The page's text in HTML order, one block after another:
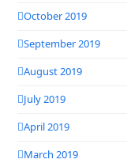
October 2019
September 2019
August 2019
July 2019
April 2019
March 2019